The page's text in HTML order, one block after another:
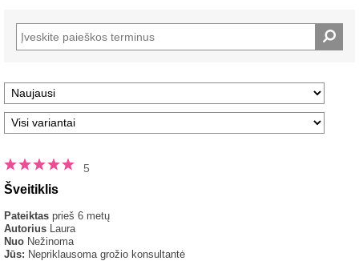
5
Šveitiklis
Pateiktas prieš 6 metų
Autorius Laura
Nuo Nežinoma
Jūs: Nepriklausoma grožio konsultantė